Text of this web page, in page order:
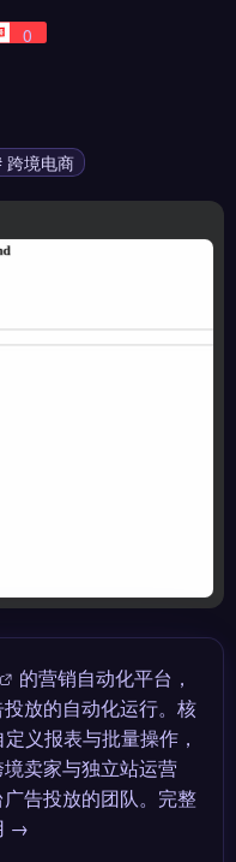
0
跨境电商
的营销自动化平台，
放的自动化运行。核
定义报表与批量操作，
卖家与独立站运营
告投放的团队。完整
→